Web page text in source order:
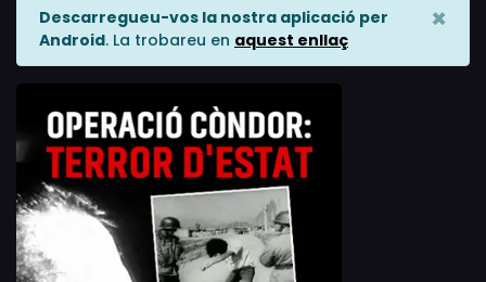
Descarregueu-vos la nostra aplicació per
Android. La trobareu en aquest enllaç
×